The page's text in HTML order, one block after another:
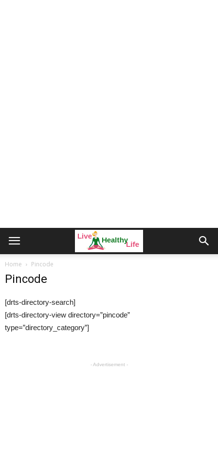
Home Pincode
Pincode
[drts-directory-search]
[drts-directory-view directory=”pincode”
type=”directory_category”]
- Advertisement -